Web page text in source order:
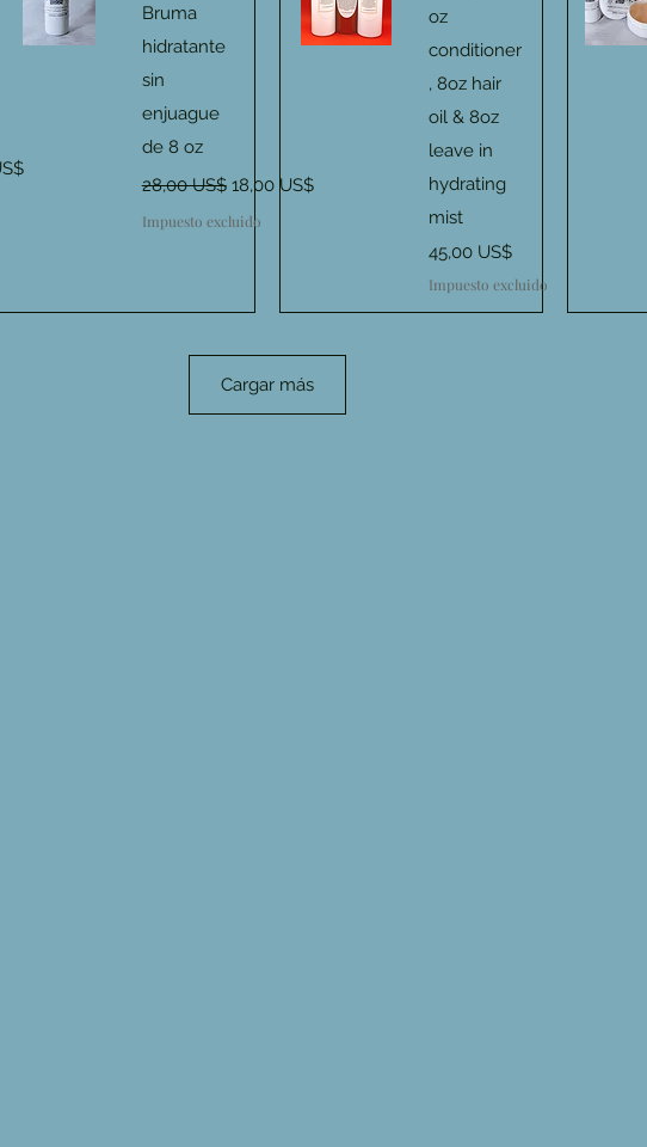
oferta
Bruma
hidratante
sin
enjuague
de 8 oz
Precio
28,00 US$ Precio de oferta
18,00 US$
Impuesto excluido
oz
conditioner
, 8oz hair
oil & 8oz
leave in
hydrating
mist
Precio
45,00 US$
Impuesto excluido
Cargar más